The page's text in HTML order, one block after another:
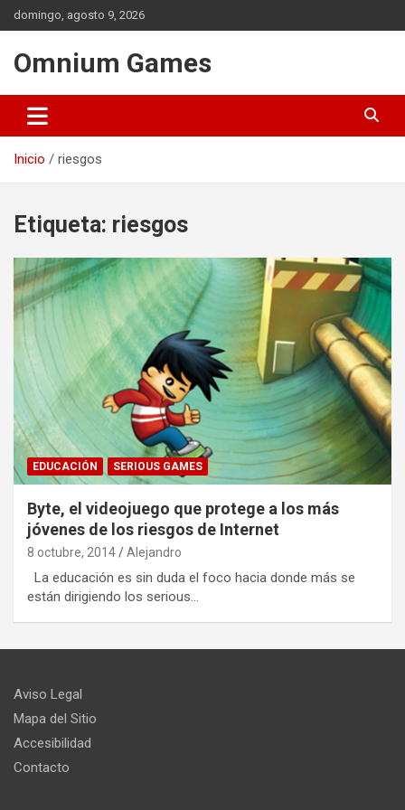
Saltar
al
domingo, agosto 9, 2026
Omnium Games
Inicio riesgos
Etiqueta: riesgos
EDUCACIÓN SERIOUS GAMES
Byte, el videojuego que protege a los más
jóvenes de los riesgos de Internet
8 octubre, 2014 Alejandro
La educación es sin duda el foco hacia donde más se
están dirigiendo los serious…
Aviso Legal
Mapa del Sitio
Accesibilidad
Contacto